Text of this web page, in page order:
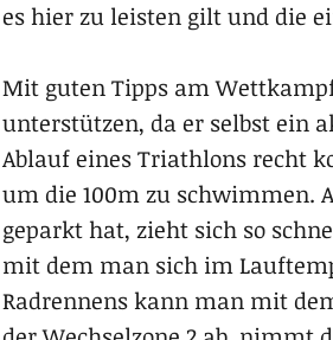
es hier zu leisten gilt und die
Mit guten Tipps am
unterstützen, da er selbst ein
Ablauf eines Triathlons recht
um die 100m zu schwimmen.
geparkt hat, zieht sich so
mit dem man sich im
Radrennens kann man mit